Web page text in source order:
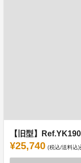
【旧型】
¥25,740 (税込/送料込)